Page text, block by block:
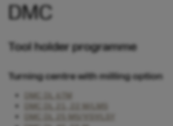
DMC
Tool holder programme
Turning centre with milling option